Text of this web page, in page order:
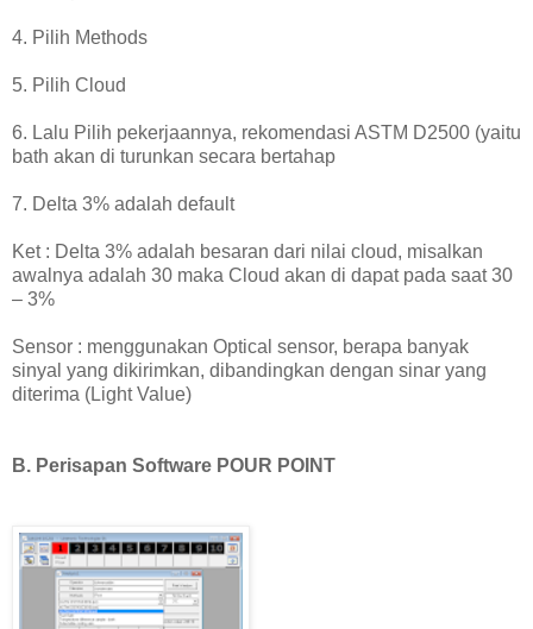
4. Pilih Methods
5. Pilih Cloud
6. Lalu Pilih pekerjaannya, rekomendasi ASTM D2500 (yaitu
bath akan di turunkan secara bertahap
7. Delta 3% adalah default
Ket : Delta 3% adalah besaran dari nilai cloud, misalkan
awalnya adalah 30 maka Cloud akan di dapat pada saat 30
– 3%
Sensor : menggunakan Optical sensor, berapa banyak
sinyal yang dikirimkan, dibandingkan dengan sinar yang
diterima (Light Value)
B. Perisapan Software POUR POINT